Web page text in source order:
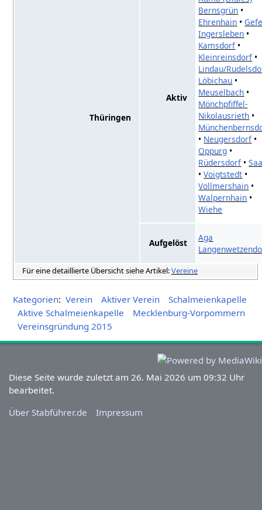
Thüringen
Aktiv
Bernsgrün •
Ehrenhain •
Ingersleben •
Kamsdorf•
Kleinreinsdorf•
Lindau/
Löbichau •
Meuselbach •
Mönchpfiffel-
Nikolausrieth •
• Neugersdorf•
Oppurg •
Rüdersdorf•
•Voigtstedt •
Vollmershain •
Walpernhain •
Wiehe
Aufgelöst
Aga
Für eine detaillierte Übersicht siehe Artikel:Vereine
Kategorien: Verein Aktiver Verein
Schalmeienkapelle
Aktive Schalmeienkapelle
Mecklenburg-Vorpommern
Vereinsgründung 2015
Diese Seite wurde zuletzt am 26. Mai 2026 um 09:32 Uhr
bearbeitet.
Über Stabführer.de
Impressum